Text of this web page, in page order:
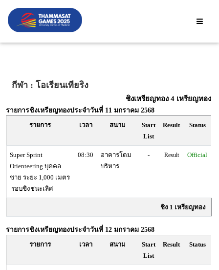
Changames, THA | DECEMBER 9 - 20, 2024
กีฬา : โอเรียนเทียริง
ชิงเหรียญทอง 4 เหรียญทอง
รายการชิงเหรียญทองประจำวันที่ 11 มกราคม 2568
รายการ
เวลา สนาม
Start
List
Result Status
Super Sprint
Orienteering บุคคล
ชาย ระยะ 1,000 เมตร
รอบชิงชนะเลิศ
08:30
อาคารโดม
บริหาร
- Result Official
ชิง 1 เหรียญทอง
รายการชิงเหรียญทองประจำวันที่ 12 มกราคม 2568
รายการ
เวลา สนาม
Start
List
Result Status